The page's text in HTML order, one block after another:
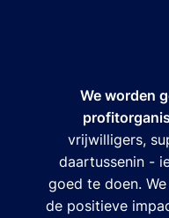
We worden
vrijwilligers,
daartussenin -
goed te doen.
de positieve